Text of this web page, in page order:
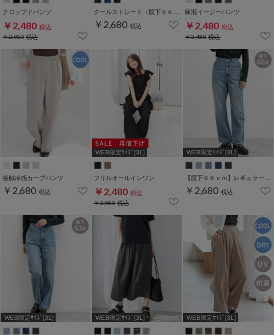
クロップドパンツ
￥2,480 税込
￥2,980税込
￥2,680 税込
麻混イージーパンツ
￥2,480 税込
￥3,480税込
接触冷感カーブパンツ
￥2,680 税込
WEB限定ｻｲｽﾞ[3L]
フリルオールインワン
￥2,480 税込
￥3,980税込
WEB限定ｻｲｽﾞ[3L]
￥2,680 税込
WEB限定ｻｲｽﾞ[3L] WEB限定ｻｲｽﾞ[3L] WEB限定ｻｲｽﾞ[3L]